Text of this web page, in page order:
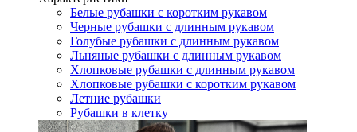
Белые рубашки с коротким рукавом
Черные рубашки с длинным рукавом
Голубые рубашки с длинным рукавом
Льняные рубашки с длинным рукавом
Хлопковые рубашки с длинным рукавом
Хлопковые рубашки с коротким рукавом
Летние рубашки
Рубашки в клетку